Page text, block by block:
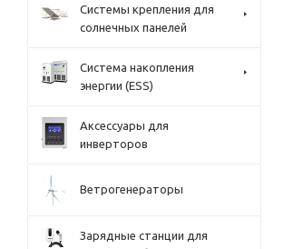
Системы крепления для
солнечных панелей
Система накопления
энергии (ESS)
Аксессуары для
инверторов
Ветрогенераторы
Зарядные станции для